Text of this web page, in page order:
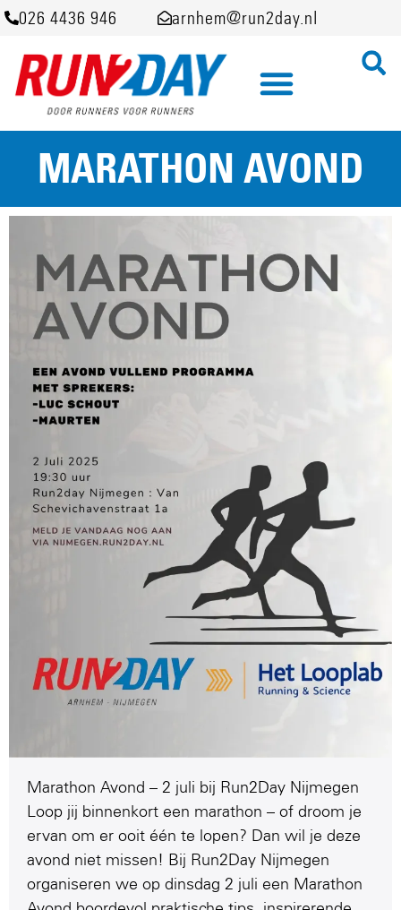
026 4436 946 arnhem@run2day.nl
MARATHON AVOND
Marathon Avond – 2 juli bij Run2Day Nijmegen
Loop jij binnenkort een marathon – of droom je
ervan om er ooit één te lopen? Dan wil je deze
avond niet missen! Bij Run2Day Nijmegen
organiseren we op dinsdag 2 juli een Marathon